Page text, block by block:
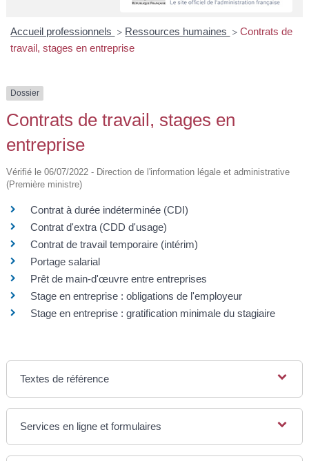
E
Accueil professionnels > Ressources humaines > Contrats de
travail, stages en entreprise
Dossier
Contrats de travail, stages en
entreprise
Vérifié le 06/07/2022 - Direction de l'information légale et administrative
(Première ministre)
Contrat à durée indéterminée (CDI)
Contrat d'extra (CDD d'usage)
Contrat de travail temporaire (intérim)
Portage salarial
Prêt de main-d'œuvre entre entreprises
Stage en entreprise : obligations de l'employeur
Stage en entreprise : gratification minimale du stagiaire
Textes de référence
Services en ligne et formulaires